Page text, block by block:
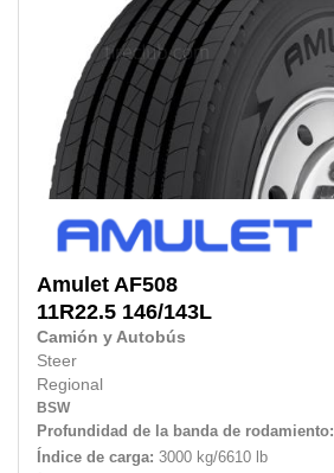
Amulet AF508
11R22.5 146/143L
Camión y Autobús
Steer
Regional
BSW
Profundidad de la banda de rodamiento:
Índice de carga: 3000 kg/6610 lb